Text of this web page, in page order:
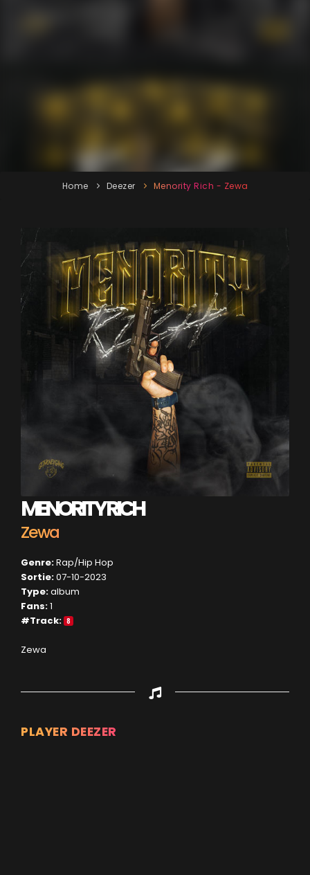
Home Deezer Menority Rich - Zewa
MENORITY RICH
Zewa
Genre:Rap/Hip Hop
Sortie:07-10-2023
Type:album
Fans:1
#Track: 8
Zewa
PLAYER DEEZER